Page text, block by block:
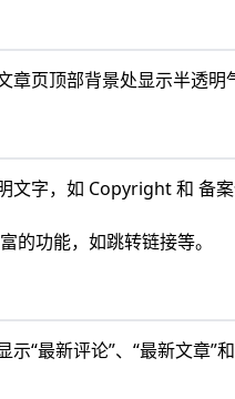
章页顶部背景处显示半透明
文字，如 Copyright 和 备
的功能，如跳转链接等。
“最新评论”、“最新文章”